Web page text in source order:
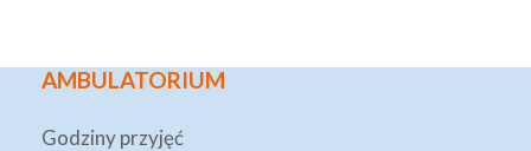
AMBULATORIUM
Godziny przyjęć